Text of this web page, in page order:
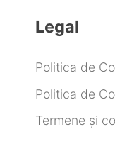
Legal
Politica de
Politica de
Termene și